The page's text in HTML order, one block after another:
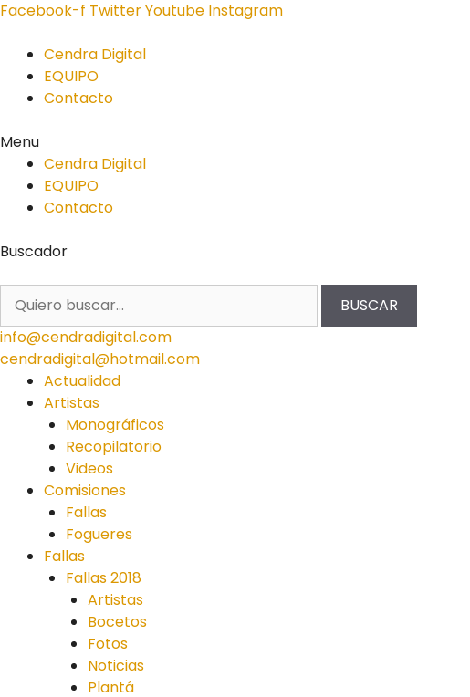
Facebook-f TwitterYoutube Instagram
Cendra Digital
EQUIPO
Contacto
Menu
Cendra Digital
EQUIPO
Contacto
Buscador
BUSCAR
info@cendradigital.com
cendradigital@hotmail.com
Actualidad
Artistas
Monográficos
Recopilatorio
Videos
Comisiones
Fallas
Fogueres
Fallas
Fallas 2018
Artistas
Bocetos
Fotos
Noticias
Plantá